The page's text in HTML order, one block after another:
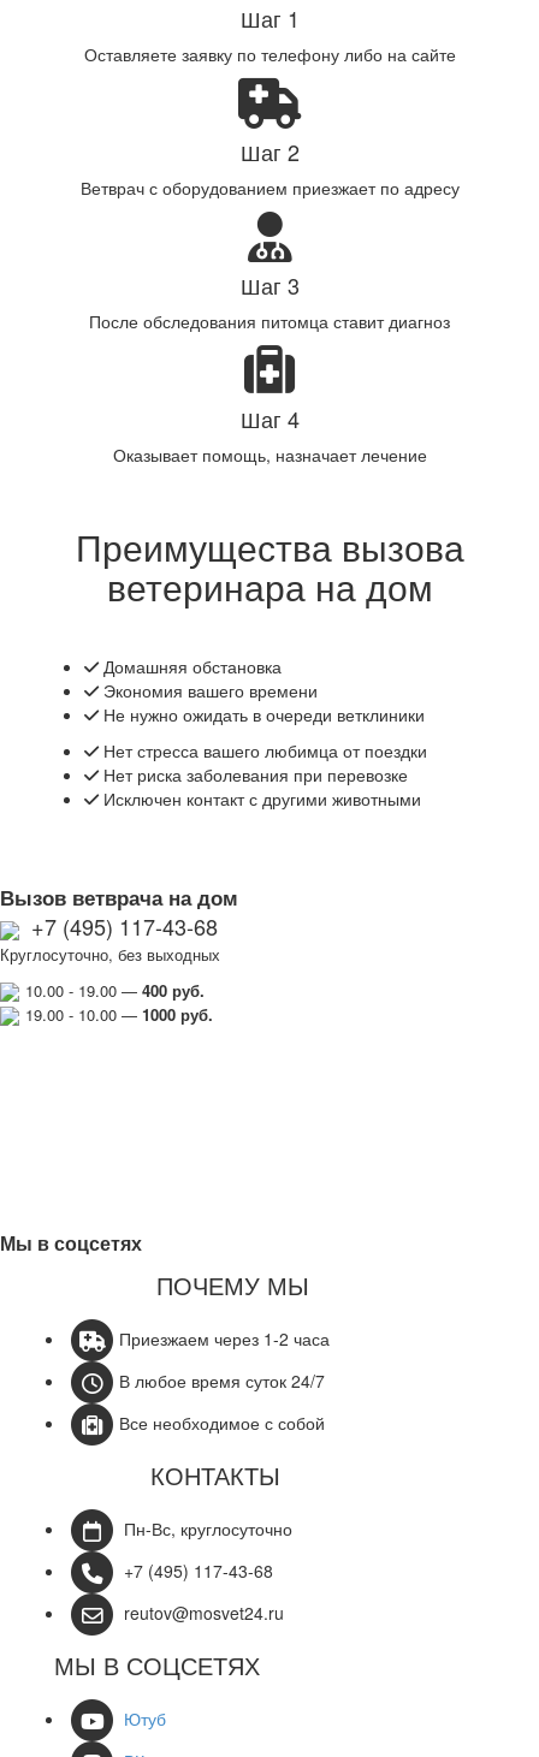
Шаг 1
Оставляете заявку по телефону либо на сайте
Шаг 2
Ветврач с оборудованием приезжает по адресу
Шаг 3
После обследования питомца ставит диагноз
Шаг 4
Оказывает помощь, назначает лечение
Преимущества вызова
ветеринара на дом
Домашняя обстановка
Экономия вашего времени
Не нужно ожидать в очереди ветклиники
Нет стресса вашего любимца от поездки
Нет риска заболевания при перевозке
Исключен контакт с другими животными
Вызов ветврача на дом
+7 (495) 117-43-68
Круглосуточно, без выходных
10.00 - 19.00 — 400 руб.
19.00 - 10.00 — 1000 руб.
Мы в соцсетях
ПОЧЕМУ МЫ
Приезжаем через 1-2 часа
В любое время суток 24/7
Все необходимое с собой
КОНТАКТЫ
Пн-Вс, круглосуточно
+7 (495) 117-43-68
reutov@mosvet24.ru
МЫ В СОЦСЕТЯХ
Ютуб